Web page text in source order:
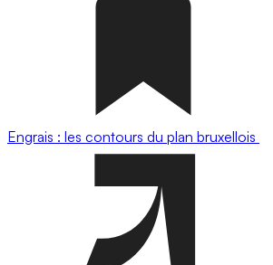
Engrais : les contours du plan bruxellois